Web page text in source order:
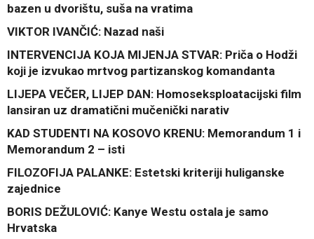
bazen u dvorištu, suša na vratima
VIKTOR IVANČIĆ: Nazad naši
INTERVENCIJA KOJA MIJENJA STVAR: Priča o Hodži
koji je izvukao mrtvog partizanskog komandanta
LIJEPA VEČER, LIJEP DAN: Homoseksploatacijski film
lansiran uz dramatični mučenički narativ
KAD STUDENTI NA KOSOVO KRENU: Memorandum 1 i
Memorandum 2 – isti
FILOZOFIJA PALANKE: Estetski kriteriji huliganske
zajednice
BORIS DEŽULOVIĆ: Kanye Westu ostala je samo
Hrvatska